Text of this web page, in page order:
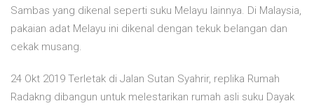
Sambas yang dikenal seperti suku Melayu lainnya. Di Malaysia,
pakaian adat Melayu ini dikenal dengan tekuk belangan dan
cekak musang.
24 Okt 2019 Terletak di Jalan Sutan Syahrir, replika Rumah
Radakng dibangun untuk melestarikan rumah asli suku Dayak